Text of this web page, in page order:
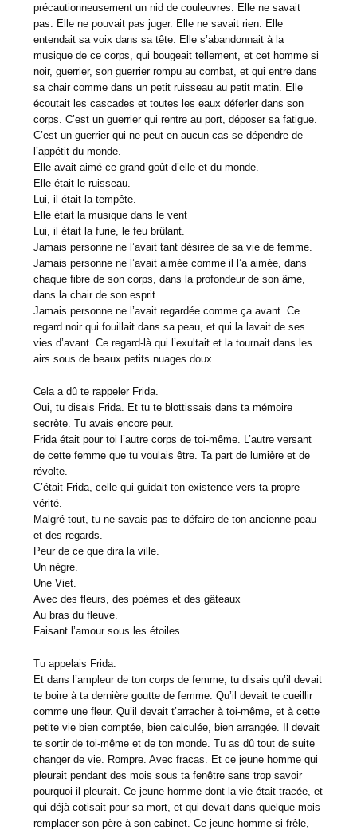
précautionneusement un nid de couleuvres. Elle ne savait
pas. Elle ne pouvait pas juger. Elle ne savait rien. Elle
entendait sa voix dans sa tête. Elle s’abandonnait à la
musique de ce corps, qui bougeait tellement, et cet homme si
noir, guerrier, son guerrier rompu au combat, et qui entre dans
sa chair comme dans un petit ruisseau au petit matin. Elle
écoutait les cascades et toutes les eaux déferler dans son
corps. C’est un guerrier qui rentre au port, déposer sa fatigue.
C’est un guerrier qui ne peut en aucun cas se dépendre de
l’appétit du monde.
Elle avait aimé ce grand goût d’elle et du monde.
Elle était le ruisseau.
Lui, il était la tempête.
Elle était la musique dans le vent
Lui, il était la furie, le feu brûlant.
Jamais personne ne l’avait tant désirée de sa vie de femme.
Jamais personne ne l’avait aimée comme il l’a aimée, dans
chaque fibre de son corps, dans la profondeur de son âme,
dans la chair de son esprit.
Jamais personne ne l’avait regardée comme ça avant. Ce
regard noir qui fouillait dans sa peau, et qui la lavait de ses
vies d’avant. Ce regard-là qui l’exultait et la tournait dans les
airs sous de beaux petits nuages doux.
Cela a dû te rappeler Frida.
Oui, tu disais Frida. Et tu te blottissais dans ta mémoire
secrète. Tu avais encore peur.
Frida était pour toi l’autre corps de toi-même. L’autre versant
de cette femme que tu voulais être. Ta part de lumière et de
révolte.
C’était Frida, celle qui guidait ton existence vers ta propre
vérité.
Malgré tout, tu ne savais pas te défaire de ton ancienne peau
et des regards.
Peur de ce que dira la ville.
Un nègre.
Une Viet.
Avec des fleurs, des poèmes et des gâteaux
Au bras du fleuve.
Faisant l’amour sous les étoiles.
Tu appelais Frida.
Et dans l’ampleur de ton corps de femme, tu disais qu’il devait
te boire à ta dernière goutte de femme. Qu’il devait te cueillir
comme une fleur. Qu’il devait t’arracher à toi-même, et à cette
petite vie bien comptée, bien calculée, bien arrangée. Il devait
te sortir de toi-même et de ton monde. Tu as dû tout de suite
changer de vie. Rompre. Avec fracas. Et ce jeune homme qui
pleurait pendant des mois sous ta fenêtre sans trop savoir
pourquoi il pleurait. Ce jeune homme dont la vie était tracée, et
qui déjà cotisait pour sa mort, et qui devait dans quelque mois
remplacer son père à son cabinet. Ce jeune homme si frêle,